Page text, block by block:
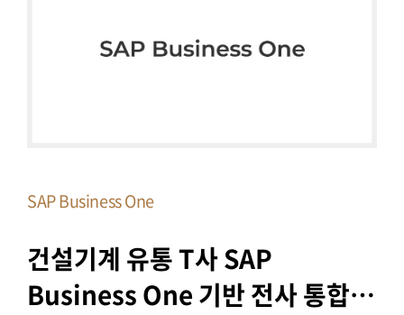
SAP Business One
건설기계 유통 T사 SAP
Business One 기반 전사 통합